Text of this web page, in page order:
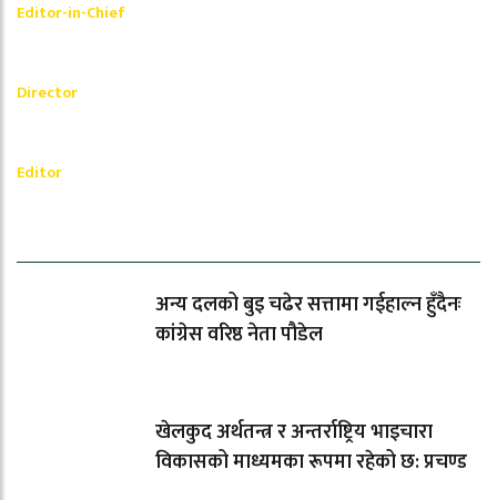
Editor-in-Chief
Director
Editor
अन्य दलको बुइ चढेर सत्तामा गईहाल्न हुँदैनः
कांग्रेस वरिष्ठ नेता पौडेल
खेलकुद अर्थतन्त्र र अन्तर्राष्ट्रिय भाइचारा
विकासको माध्यमका रूपमा रहेको छ: प्रचण्ड